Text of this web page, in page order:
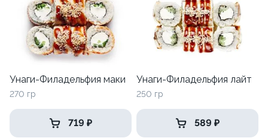
Унаги-Филадельфия маки
270 гр
719 ₽
Унаги-Филадельфия лайт
250 гр
589 ₽